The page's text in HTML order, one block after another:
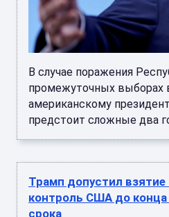
В случае поражения
промежуточных выборах
американскому
предстоит сложные два
Трамп допустил
контроль США до конца
срока